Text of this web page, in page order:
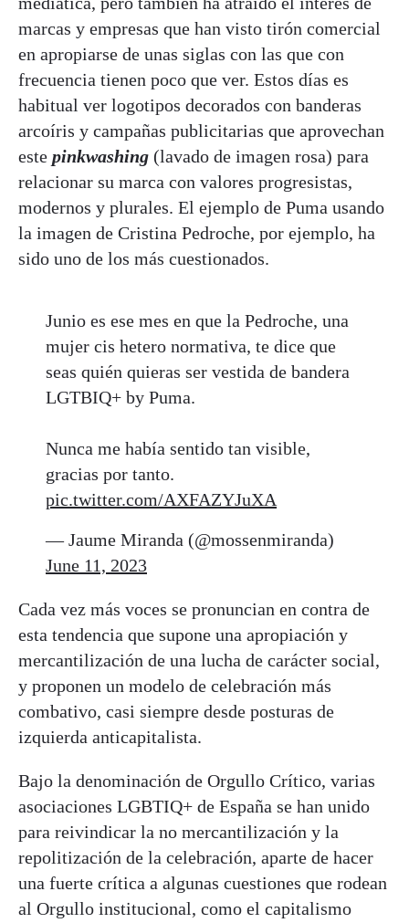
marcas y empresas que han visto tirón comercial
en apropiarse de unas siglas con las que con
frecuencia tienen poco que ver. Estos días es
habitual ver logotipos decorados con banderas
arcoíris y campañas publicitarias que aprovechan
este pinkwashing (lavado de imagen rosa) para
relacionar su marca con valores progresistas,
modernos y plurales. El ejemplo de Puma usando
la imagen de Cristina Pedroche, por ejemplo, ha
sido uno de los más cuestionados.
Junio es ese mes en que la Pedroche, una
mujer cis hetero normativa, te dice que
seas quién quieras ser vestida de bandera
LGTBIQ+ by Puma.
Nunca me había sentido tan visible,
gracias por tanto.
pic.twitter.com/AXFAZYJuXA
— Jaume Miranda (@mossenmiranda)
June 11, 2023
Cada vez más voces se pronuncian en contra de
esta tendencia que supone una apropiación y
mercantilización de una lucha de carácter social,
y proponen un modelo de celebración más
combativo, casi siempre desde posturas de
izquierda anticapitalista.
Bajo la denominación de Orgullo Crítico, varias
asociaciones LGBTIQ+ de España se han unido
para reivindicar la no mercantilización y la
repolitización de la celebración, aparte de hacer
una fuerte crítica a algunas cuestiones que rodean
al Orgullo institucional, como el capitalismo